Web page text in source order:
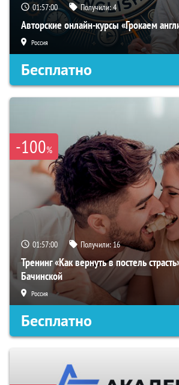
01:56:59 Получили:4
Авторские онлайн-курсы «Грокаем
Россия
Бесплатно
-100%
01:56:59 Получили:16
Тренинг «Как вернуть в постель
Бачинской
Россия
Бесплатно